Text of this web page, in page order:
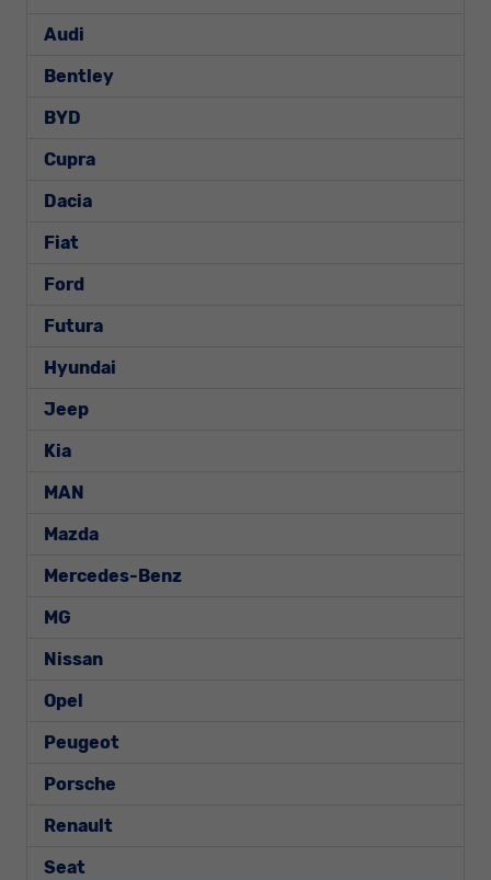
Audi
Bentley
BYD
Cupra
Dacia
Fiat
Ford
Futura
Hyundai
Jeep
Kia
MAN
Mazda
Mercedes-Benz
MG
Nissan
Opel
Peugeot
Porsche
Renault
Seat